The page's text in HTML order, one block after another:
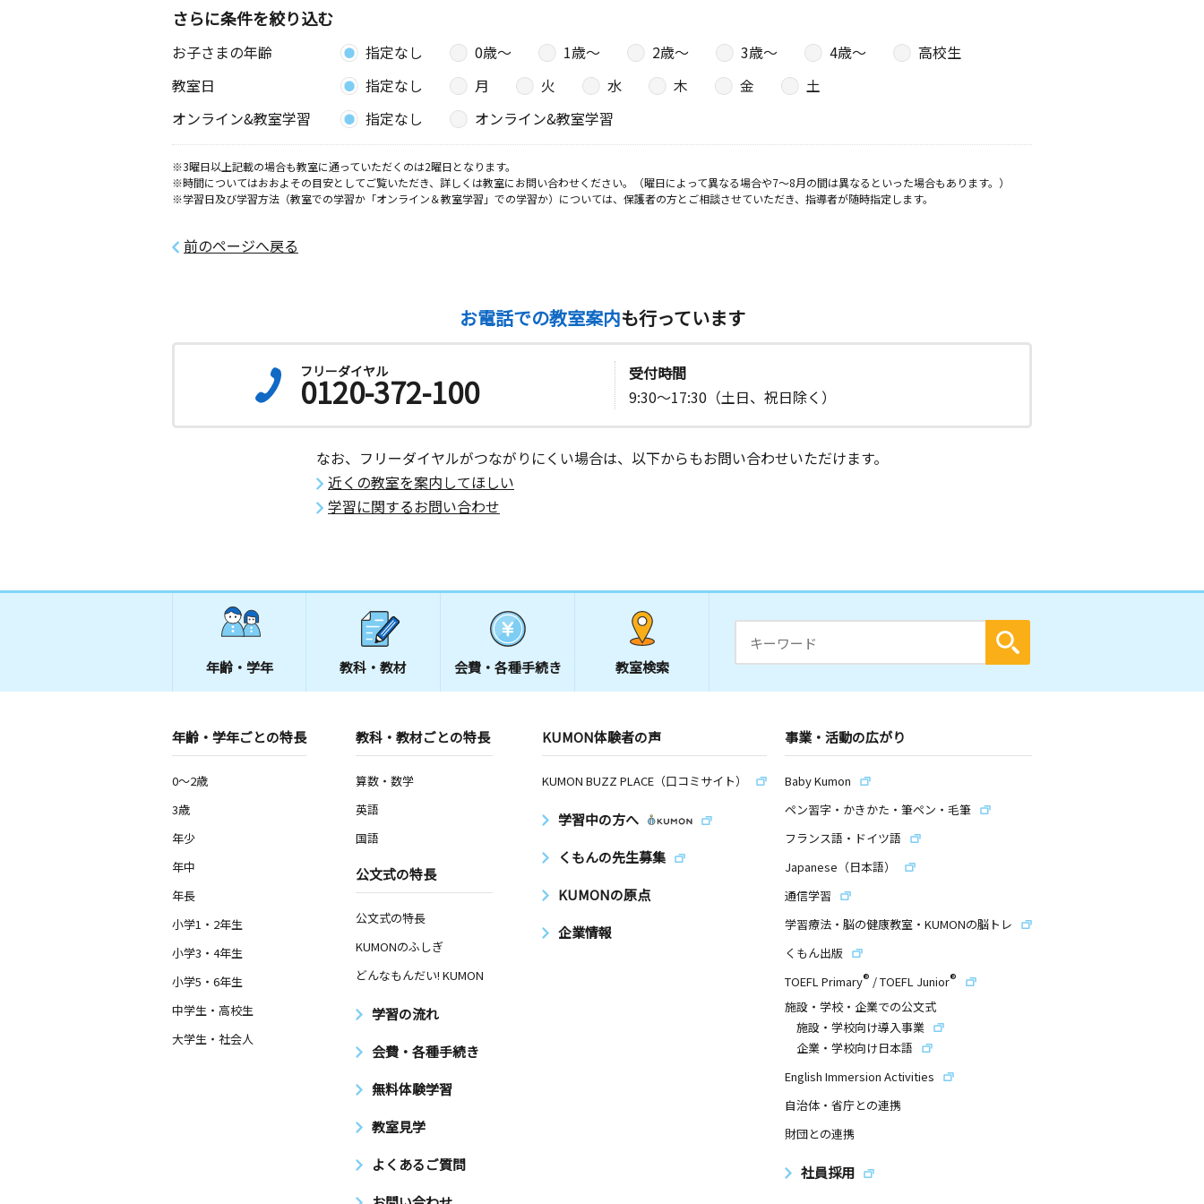
さらに条件を絞り込む
お子さまの年齢 指定なし 0歳〜 1歳〜 2歳〜 3歳〜 4歳〜
高校生
教室日
指定なし 月 火 水 木 金
土
オンライン&教室学習
指定なし オンライン&教室学習
※3曜日以上記載の場合も教室に通っていただくのは2曜日となります。
※時間についてはおおよその目安としてご覧いただき、詳しくは教室にお問い合わせください。（曜日によって異なる場合や7～8月の間は異なるといった場合もあります。）
※学習日及び学習方法（教室での学習か「オンライン＆教室学習」での学習か）については、保護者の方とご相談させていただき、指導者が随時指定します。
前のページへ戻る
お電話での教室案内も行っています
フリーダイヤル
0120-372-100
受付時間
9:30～17:30（土日、祝日除く）
なお、フリーダイヤルがつながりにくい場合は、以下からもお問い合わせいただけます。
近くの教室を案内してほしい
学習に関するお問い合わせ
年齢・学年 教科・教材 会費・ 各種手続き 教室検索
年齢・学年ごとの特長
0～2歳
3歳
年少
年中
年長
小学1・2年生
小学3・4年生
小学5・6年生
中学生・高校生
大学生・社会人
教科・教材ごとの特長
算数・数学
英語
国語
公文式の特長
公文式の特長
KUMONのふしぎ
どんなもんだい! KUMON
学習の流れ
会費・各種手続き
無料体験学習
教室見学
よくあるご質問
KUMON体験者の声
KUMON BUZZ PLACE（口コミサイト）
学習中の方へ
くもんの先生募集
KUMONの原点
企業情報
事業・活動の広がり
Baby Kumon
ペン習字・かきかた・筆ペン・毛筆
フランス語・ドイツ語
Japanese（日本語）
通信学習
学習療法・脳の健康教室・KUMONの脳トレ
くもん出版
TOEFL Primary® /TOEFL Junior®
施設・学校・企業での公文式
施設・学校向け導入事業
企業・学校向け日本語
English Immersion Activities
自治体・省庁との連携
財団との連携
社員採用